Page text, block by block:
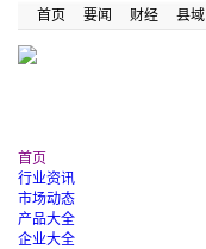
首页 要闻 财经 县域
首页
行业资讯
市场动态
产品大全
企业大全